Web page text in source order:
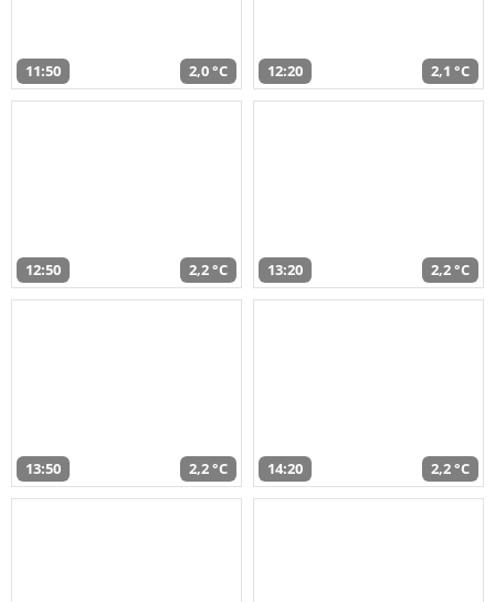
11:50 2,0 °C 12:20 2,1 °C
12:50 2,2 °C 13:20 2,2 °C
13:50 2,2 °C 14:20 2,2 °C